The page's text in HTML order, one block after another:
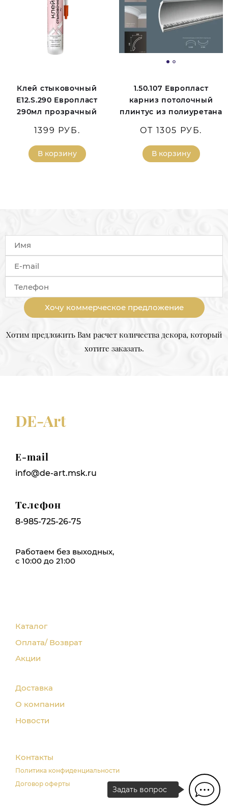
Задать вопрос
Клей стыковочный
E12.S.290 Европласт
290мл прозрачный
1399 РУБ.
В корзину
1.50.107 Европласт
карниз потолочный
плинтус из полиуретана
ОТ 1305 РУБ.
В корзину
Хочу коммерческое предложение
Хотим предложить Вам расчет количества декора, который
хотите заказать.
DE-Art
E-mail
info@de-art.msk.ru
Телефон
8-985-725-26-75
Работаем без выходных,
с 10:00 до 21:00
Каталог
Оплата/ Возврат
Акции
Доставка
О компании
Новости
Контакты
Политика конфиденциальности
Договор оферты